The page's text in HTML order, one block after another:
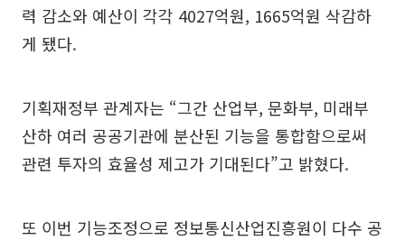
력 감소와 예산이 각각 4027억원, 1665억원 삭감하
게 됐다.
기획재정부 관계자는 “그간 산업부, 문화부, 미래부
산하 여러 공공기관에 분산된 기능을 통합함으로써
관련 투자의 효율성 제고가 기대된다”고 밝혔다.
또 이번 기능조정으로 정보통신산업진흥원이 다수 공